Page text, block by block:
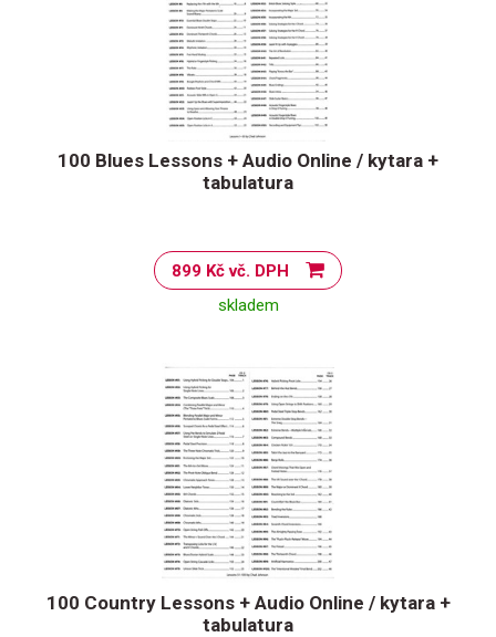
100 Blues Lessons + Audio Online / kytara +
tabulatura
899 Kč vč. DPH
skladem
100 Country Lessons + Audio Online / kytara +
tabulatura